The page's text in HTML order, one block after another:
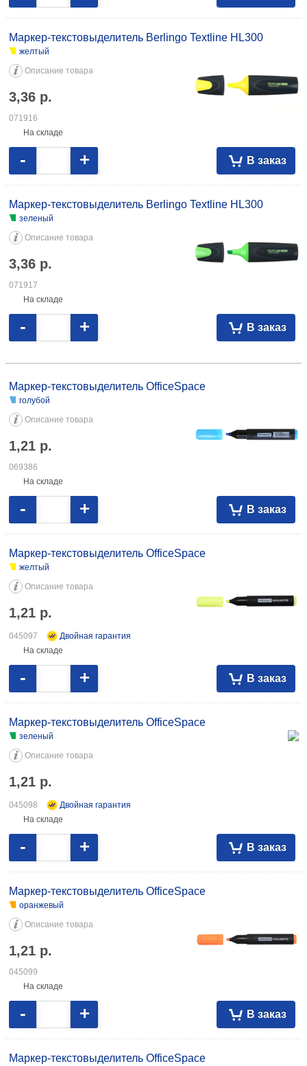
Маркер-текстовыделитель Berlingo Textline HL300
желтый
Описание товара
3,36 р.
071916
На складе
В заказ
- +
Маркер-текстовыделитель Berlingo Textline HL300
зеленый
Описание товара
3,36 р.
071917
На складе
В заказ
- +
1,21 045097 зеленый 1,21 045098 оранжевый 1,21 045099 розовый 1,21
045100
Маркер-текстовыделитель OfficeSpace
голубой
Описание товара
1,21 р.
069386
На складе
В заказ
- +
Маркер-текстовыделитель OfficeSpace
желтый
Описание товара
1,21 р.
045097
Двойная гарантия
На складе
В заказ
- +
Маркер-текстовыделитель OfficeSpace
зеленый
Описание товара
1,21 р.
045098
Двойная гарантия
На складе
В заказ
- +
Маркер-текстовыделитель OfficeSpace
оранжевый
Описание товара
1,21 р.
045099
На складе
В заказ
- +
Маркер-текстовыделитель OfficeSpace